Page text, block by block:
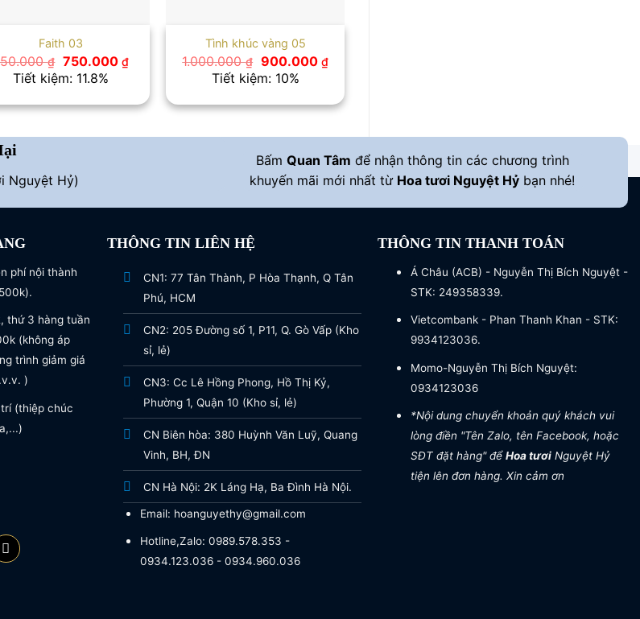
₫.
Faith 03
₫ Giá
gốc
là:
750.000₫Giá
750.000 ₫.
Tiết kiệm: 11.8%
Tình khúc vàng 05
1.000.000₫ Giá
gốc
là:
900.000₫Giá
là:
900.000 ₫.
Tiết kiệm: 10%
Nguyệt Hỷ)
Bấm Quan Tâm để nhận thông tin các chương trình
khuyến mãi mới nhất từ Hoa tươi Nguyệt Hỷ bạn nhé!
phí nội thành
thứ 3 hàng tuần
(không áp
trình giảm giá
)
(thiệp chúc
THÔNG TIN LIÊN HỆ
CN1: 77 Tân Thành, P Hòa Thạnh, Q Tân
Phú, HCM
CN2: 205 Đường số 1, P11, Q. Gò Vấp (Kho
sỉ, lẻ)
CN3: Cc Lê Hồng Phong, Hồ Thị Kỷ,
Phường 1, Quận 10 (Kho sỉ, lẻ)
CN Biên hòa: 380 Huỳnh Văn Luỹ, Quang
Vinh, BH, ĐN
CN Hà Nội: 2K Láng Hạ, Ba Đình Hà Nội.
Email: hoanguyethy@gmail.com
Hotline,Zalo: 0989.578.353 -
0934.123.036 - 0934.960.036
THÔNG TIN THANH TOÁN
Á Châu (ACB) - Nguyễn Thị Bích Nguyệt -
STK: 249358339.
Vietcombank - Phan Thanh Khan - STK:
9934123036.
Momo-Nguyễn Thị Bích Nguyệt:
0934123036
*Nội dung chuyển khoản quý khách vui
lòng điền "Tên Zalo, tên Facebook, hoặc
SĐT đặt hàng" đểHoa tươiNguyệt Hỷ
tiện lên đơn hàng. Xin cảm ơn